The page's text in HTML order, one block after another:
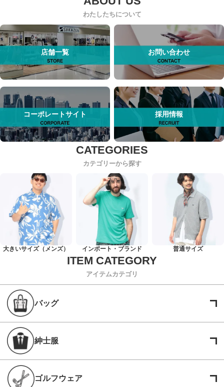
わたしたちについて
店舗一覧 お問い合わせ
コーポレートサイト 採用情報
カテゴリーから探す
大きいサイズ（メンズ） インポート・ブランド 普通サイズ
アイテムカテゴリ
バッグ
紳士服
ゴルフウェア